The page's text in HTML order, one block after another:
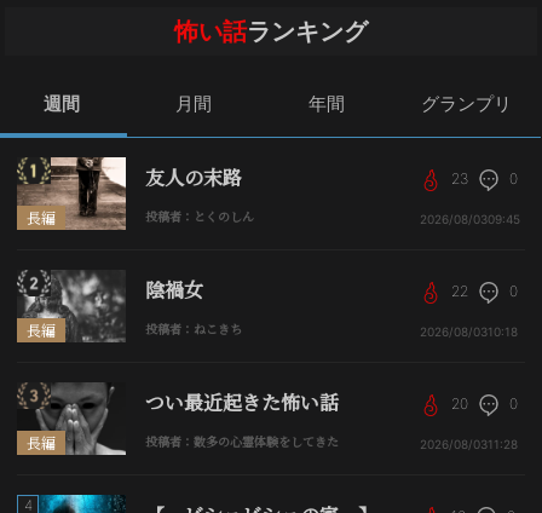
怖い話ランキング
週間 月間 年間 グランプリ
長編
友人の末路
投稿者：とくのしん
23 0
2026/08/0309:45
長編
陰禍女
投稿者：ねこきち
22 0
2026/08/0310:18
長編
つい最近起きた怖い話
投稿者：数多の心霊体験をしてきた
20 0
2026/08/0311:28
4